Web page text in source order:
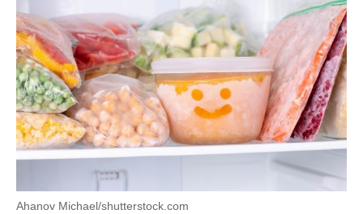
ITの今と未来を見通す
スマホと通信の最新トレンド
進化するPCとデバイスの未来
好きが集まる 比べて選べる
ビジネスと働き方のヒント
AI活用のいまが分かる
Ahanov Michael/shutterstock.com